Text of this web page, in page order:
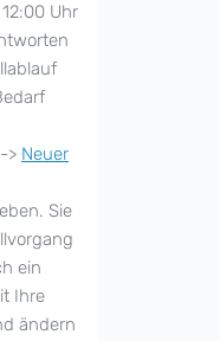
Uhr
-> Neuer
Sie
ein
Ihre
ändern